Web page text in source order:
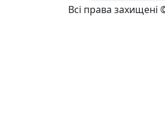
Всі права захищені